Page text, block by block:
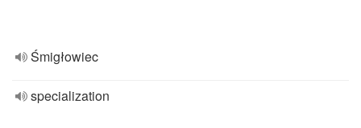
Śmigłowiec
specialization